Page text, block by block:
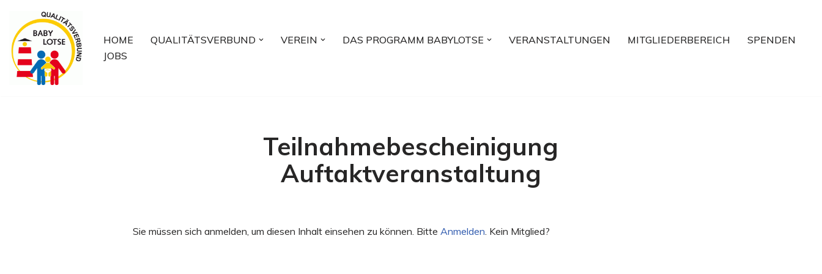
Zum
Inhalt
springen
HOME QUALITÄTSVERBUND VEREIN DAS PROGRAMM BABYLOTSE VERANSTALTUNGEN MITGLIEDERBEREICH
SPENDEN
JOBS
Teilnahmebescheinigung
Auftaktveranstaltung
Sie müssen sich anmelden, um diesen Inhalt einsehen zu können. Bitte Anmelden . Kein Mitglied?